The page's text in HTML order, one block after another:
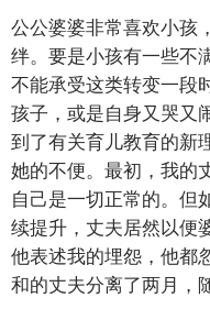
公公婆婆非常喜欢小孩
绊。要是小孩有一些不
不能承受这类转变一段
孩子，或是自身又哭又
到了有关育儿教育的新
她的不便。最初，我的
自己是一切正常的。但
续提升，丈夫居然以便
他表述我的埋怨，他都
和的丈夫分离了两月，